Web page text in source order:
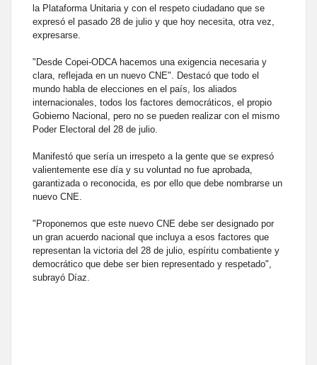
la Plataforma Unitaria y con el respeto ciudadano que se
expresó el pasado 28 de julio y que hoy necesita, otra vez,
expresarse.
"Desde Copei-ODCA hacemos una exigencia necesaria y
clara, reflejada en un nuevo CNE". Destacó que todo el
mundo habla de elecciones en el país, los aliados
internacionales, todos los factores democráticos, el propio
Gobierno Nacional, pero no se pueden realizar con el mismo
Poder Electoral del 28 de julio.
Manifestó que sería un irrespeto a la gente que se expresó
valientemente ese día y su voluntad no fue aprobada,
garantizada o reconocida, es por ello que debe nombrarse un
nuevo CNE.
"Proponemos que este nuevo CNE debe ser designado por
un gran acuerdo nacional que incluya a esos factores que
representan la victoria del 28 de julio, espíritu combatiente y
democrático que debe ser bien representado y respetado",
subrayó Díaz.